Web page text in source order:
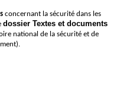
concernant la sécurité dans les
dossier Textes et documents
national de la sécurité et de